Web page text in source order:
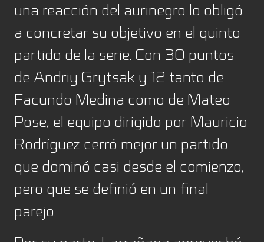
una reacción del aurinegro lo obligó
a concretar su objetivo en el quinto
partido de la serie. Con 30 puntos
de Andriy Grytsak y 12 tanto de
Facundo Medina como de Mateo
Pose, el equipo dirigido por Mauricio
Rodríguez cerró mejor un partido
que dominó casi desde el comienzo,
pero que se definió en un final
parejo.